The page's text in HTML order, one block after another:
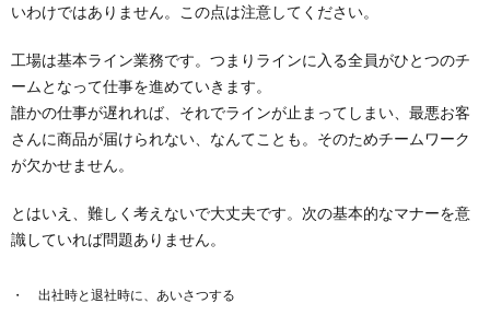
いわけではありません。この点は注意してください。
工場は基本ライン業務です。つまりラインに入る全員がひとつのチ
ームとなって仕事を進めていきます。
誰かの仕事が遅れれば、それでラインが止まってしまい、最悪お客
さんに商品が届けられない、なんてことも。そのためチームワーク
が欠かせません。
とはいえ、難しく考えないで大丈夫です。次の基本的なマナーを意
識していれば問題ありません。
出社時と退社時に、あいさつする